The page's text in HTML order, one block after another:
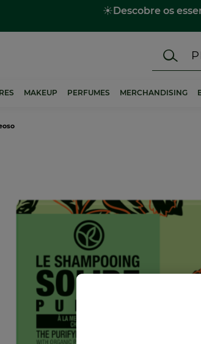
☀️Descobre os
MAKEUP PERFUMES MERCHANDISING